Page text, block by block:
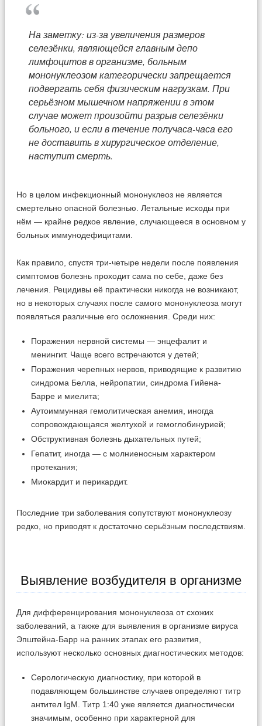
На заметку: из-за увеличения размеров
селезёнки, являющейся главным депо
лимфоцитов в организме, больным
мононуклеозом категорически запрещается
подвергать себя физическим нагрузкам. При
серьёзном мышечном напряжении в этом
случае может произойти разрыв селезёнки
больного, и если в течение получаса-часа его
не доставить в хирургическое отделение,
наступит смерть.
Но в целом инфекционный мононуклеоз не является
смертельно опасной болезнью. Летальные исходы при
нём — крайне редкое явление, случающееся в основном у
больных иммунодефицитами.
Как правило, спустя три-четыре недели после появления
симптомов болезнь проходит сама по себе, даже без
лечения. Рецидивы её практически никогда не возникают,
но в некоторых случаях после самого мононуклеоза могут
появляться различные его осложнения. Среди них:
Поражения нервной системы — энцефалит и
менингит. Чаще всего встречаются у детей;
Поражения черепных нервов, приводящие к развитию
синдрома Белла, нейропатии, синдрома Гийена-
Барре и миелита;
Аутоиммунная гемолитическая анемия, иногда
сопровождающаяся желтухой и гемоглобинурией;
Обструктивная болезнь дыхательных путей;
Гепатит, иногда — с молниеносным характером
протекания;
Миокардит и перикардит.
Последние три заболевания сопутствуют мононуклеозу
редко, но приводят к достаточно серьёзным последствиям.
Выявление возбудителя в организме
Для дифференцирования мононуклеоза от схожих
заболеваний, а также для выявления в организме вируса
Эпштейна-Барр на ранних этапах его развития,
используют несколько основных диагностических методов:
Серологическую диагностику, при которой в
подавляющем большинстве случаев определяют титр
антител IgM. Титр 1:40 уже является диагностически
значимым, особенно при характерной для